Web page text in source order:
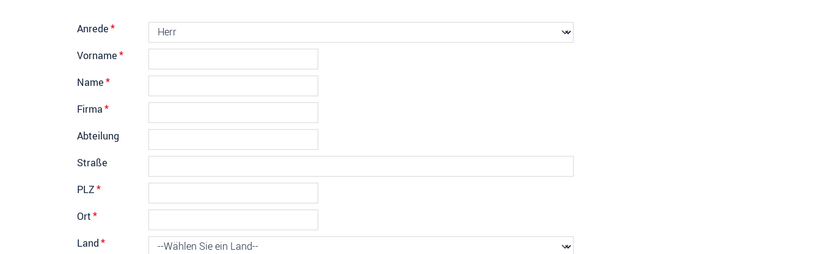
Anrede*
Vorname*
Name*
Firma*
Abteilung
Straße
PLZ*
Ort*
Land*